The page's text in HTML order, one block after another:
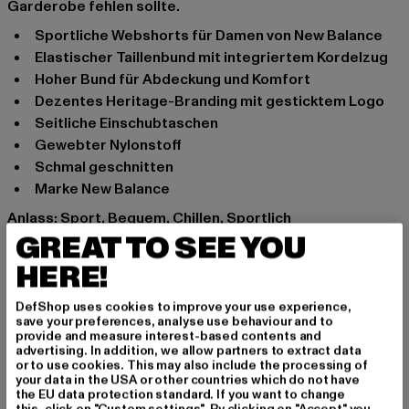
Garderobe fehlen sollte.
Sportliche Webshorts für Damen von New Balance
Elastischer Taillenbund mit integriertem Kordelzug
Hoher Bund für Abdeckung und Komfort
Dezentes Heritage-Branding mit gesticktem Logo
Seitliche Einschubtaschen
Gewebter Nylonstoff
Schmal geschnitten
Marke New Balance
Anlass: Sport, Bequem, Chillen, Sportlich
Funktionalität: Keine
Verschlussarten: Gummizug
Muster: Unifarben
Schnitt: schmal
Marke: New Balance
Kat.: Denim Shorts
Farbe: schwarz
Hersteller Farbe: Black
GREAT TO SEE YOU
HERE!
DefShop uses cookies to improve your use experience,
save your preferences, analyse use behaviour and to
provide and measure interest-based contents and
advertising. In addition, we allow partners to extract data
or to use cookies. This may also include the processing of
your data in the USA or other countries which do not have
the EU data protection standard. If you want to change